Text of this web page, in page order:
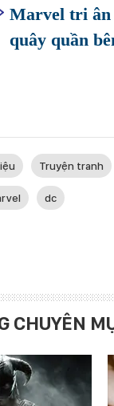
Marvel tri ân
quây quần
Truyện tranh
dc
CHUYÊN